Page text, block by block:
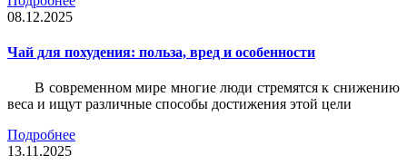
08.12.2025
Чай для похудения: польза, вред и особенности
В современном мире многие люди стремятся к снижению
веса и ищут различные способы достижения этой цели
Подробнее
13.11.2025